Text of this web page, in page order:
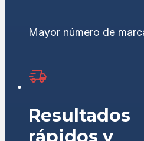
Mayor número de
Resultados
rápidos y